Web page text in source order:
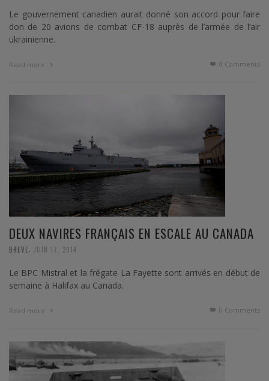
Le gouvernement canadien aurait donné son accord pour faire
don de 20 avions de combat CF-18 auprès de l’armée de l’air
ukrainienne.
Read more 0 Comments
DEUX NAVIRES FRANÇAIS EN ESCALE AU CANADA
BREVE JUIN 17, 2014
Le BPC Mistral et la frégate La Fayette sont arrivés en début de
semaine à Halifax au Canada.
Read more 0 Comments